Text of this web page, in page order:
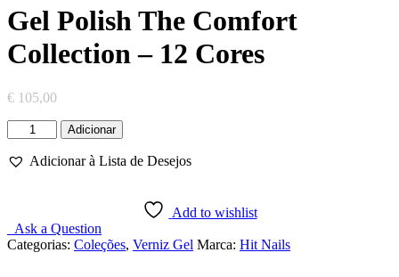
Gel Polish The Comfort
Collection – 12 Cores
€ 105,00
Quantidade
de
Gel
Collection
-
Adicionar
Adicionar à Lista de Desejos
Add to wishlist
Ask a Question
Categorias: Coleções, Verniz Gel Marca: Hit Nails